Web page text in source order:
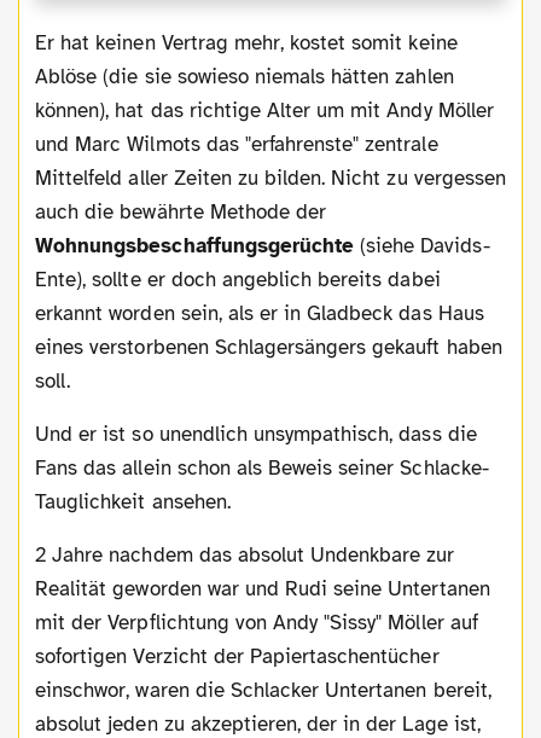
Er hat keinen Vertrag mehr, kostet somit keine
Ablöse (die sie sowieso niemals hätten zahlen
können), hat das richtige Alter um mit Andy Möller
und Marc Wilmots das "erfahrenste" zentrale
Mittelfeld aller Zeiten zu bilden. Nicht zu vergessen
auch die bewährte Methode der
Wohnungsbeschaffungsgerüchte (siehe Davids-
Ente), sollte er doch angeblich bereits dabei
erkannt worden sein, als er in Gladbeck das Haus
eines verstorbenen Schlagersängers gekauft haben
soll.
Und er ist so unendlich unsympathisch, dass die
Fans das allein schon als Beweis seiner Schlacke-
Tauglichkeit ansehen.
2 Jahre nachdem das absolut Undenkbare zur
Realität geworden war und Rudi seine Untertanen
mit der Verpflichtung von Andy "Sissy" Möller auf
sofortigen Verzicht der Papiertaschentücher
einschwor, waren die Schlacker Untertanen bereit,
absolut jeden zu akzeptieren, der in der Lage ist,